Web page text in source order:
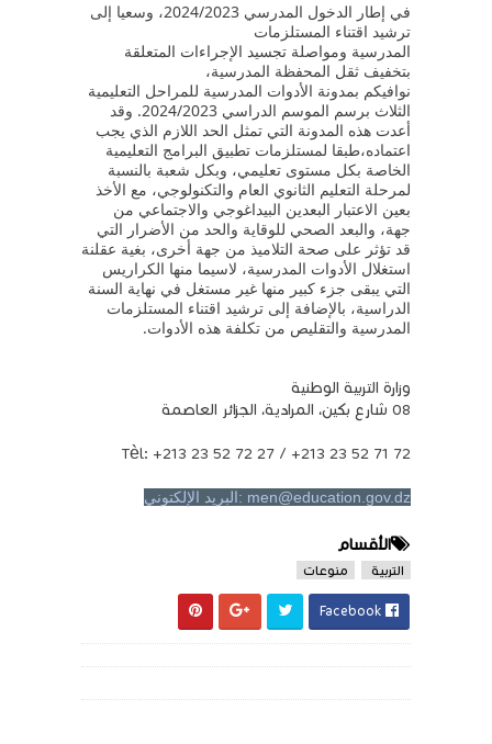
في إطار الدخول المدرسي 2024/2023، وسعيا إلى
ترشيد اقتناء المستلزمات
المدرسية ومواصلة تجسيد الإجراءات المتعلقة
بتخفيف ثقل المحفظة المدرسية،
نوافيكم بمدونة الأدوات المدرسية للمراحل التعليمية
الثلاث برسم الموسم الدراسي 2024/2023. وقد
أعدت هذه المدونة التي تمثل الحد اللازم الذي يجب
اعتماده،طبقا لمستلزمات تطبيق البرامج التعليمية
الخاصة بكل مستوى تعليمي، وبكل شعبة بالنسبة
لمرحلة التعليم الثانوي العام والتكنولوجي، مع الأخذ
بعين الاعتبار البعدين البيداغوجي والاجتماعي من
جهة، والبعد الصحي للوقاية والحد من الأضرار التي
قد تؤثر على صحة التلاميذ من جهة أخرى، بغية عقلنة
استغلال الأدوات المدرسية، لاسيما منها الكراريس
التي يبقى جزء كبير منها غير مستغل في نهاية السنة
الدراسية، بالإضافة إلى ترشيد اقتناء المستلزمات
المدرسية والتقليص من تكلفة هذه الأدوات.
وزارة التربية الوطنية
08 شارع بكين، المرادية، الجزائر العاصمة
Tèl: +213 23 52 72 27 / +213 23 52 71 72
men@education.gov.dz :البريد الإلكتوني
الأقسام
التربية منوعات